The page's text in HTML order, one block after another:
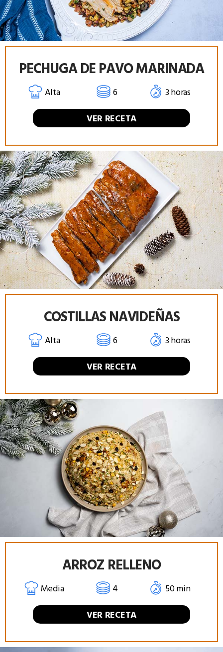
PECHUGA DE PAVO MARINADA
Alta 6
3 horas
VER RECETA
COSTILLAS NAVIDEÑAS
Alta 6
3 horas
VER RECETA
ARROZ RELLENO
Media 4
50 min
VER RECETA